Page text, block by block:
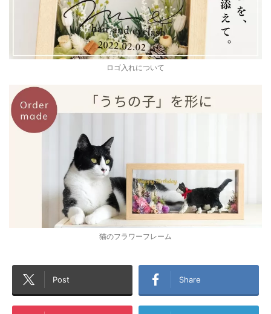
ロゴ入れについて
猫のフラワーフレーム
Post Share